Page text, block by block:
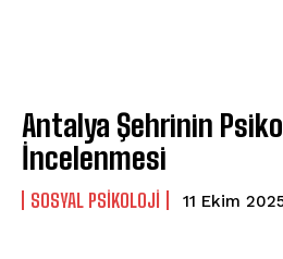
Gizlilik politikasını okudum,
Antalya Şehrinin
İncelenmesi
SOSYAL PSIKOLOJI 11 Ekim